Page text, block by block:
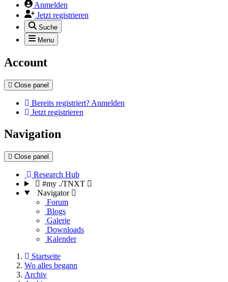
Anmelden
Jetzt registrieren
Suche
Menu
Account
Close panel
Bereits registriert? Anmelden
Jetzt registrieren
Navigation
Close panel
Research Hub
#my ./TNXT
Navigator
Forum
Blogs
Galerie
Downloads
Kalender
Startseite
Wo alles begann
Archiv